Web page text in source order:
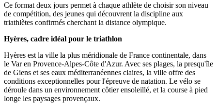
Ce format deux jours permet à chaque athlète de choisir son niveau
de compétition, des jeunes qui découvrent la discipline aux
triathlètes confirmés cherchant la distance olympique.
Hyères, cadre idéal pour le triathlon
Hyères est la ville la plus méridionale de France continentale, dans
le Var en Provence-Alpes-Côte d'Azur. Avec ses plages, la presqu'île
de Giens et ses eaux méditerranéennes claires, la ville offre des
conditions exceptionnelles pour l'épreuve de natation. Le vélo se
déroule dans un environnement côtier ensoleillé, et la course à pied
longe les paysages provençaux.